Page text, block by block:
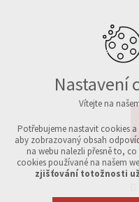
Nastavení
Vítejte na
Potřebujeme nastavit cookies
aby zobrazovaný obsah
na webu nalezli přesně to,
cookies používané na našem
zjišťování totožnosti